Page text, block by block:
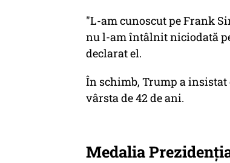
"L-am cunoscut pe Frank
nu l-am întâlnit niciodată
declarat el.
În schimb, Trump a insistat
vârsta de 42 de ani.
Medalia